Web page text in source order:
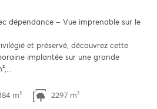
dépendance – Vue imprenable sur le
et préservé, découvrez cette
implantée sur une grande
m² 2297 m²